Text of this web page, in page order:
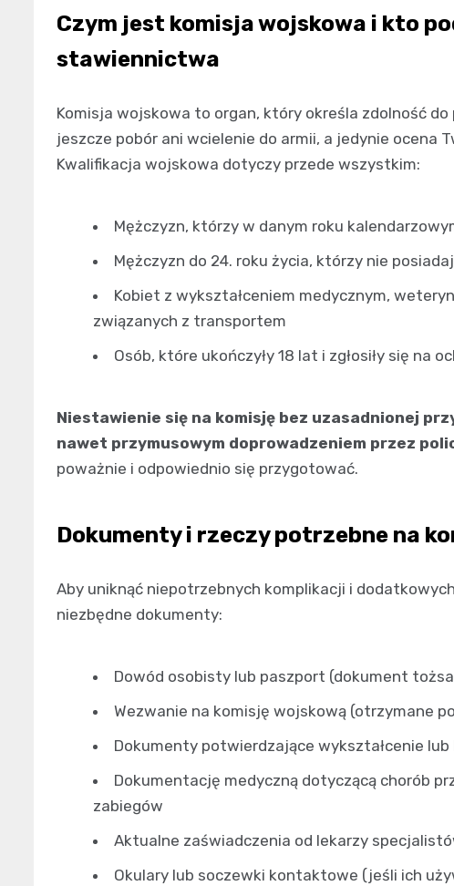
Czym jest komisja wojskowa i kto
stawiennictwa
Komisja wojskowa to organ, który określa zdolność
jeszcze pobór ani wcielenie do armii, a jedynie ocena
Kwalifikacja wojskowa dotyczy przede wszystkim:
Mężczyzn, którzy w danym roku
Mężczyzn do 24. roku życia, którzy nie
Kobiet z wykształceniem medycznym,
związanych z transportem
Osób, które ukończyły 18 lat i zgłosiły się na
Niestawienie się na komisję bez uzasadnionej
nawet przymusowym doprowadzeniem przez
poważnie i odpowiednio się przygotować.
Dokumenty i rzeczy potrzebne na
Aby uniknąć niepotrzebnych komplikacji i
niezbędne dokumenty:
Dowód osobisty lub paszport (dokument
Wezwanie na komisję wojskową (otrzymane
Dokumenty potwierdzające wykształcenie
Dokumentację medyczną dotyczącą chorób
zabiegów
Aktualne zaświadczenia od lekarzy
Okulary lub soczewki kontaktowe (jeśli ich